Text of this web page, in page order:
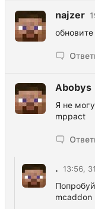
najzer
Abobys
Я не
mppact
. 13:56,
mcaddon